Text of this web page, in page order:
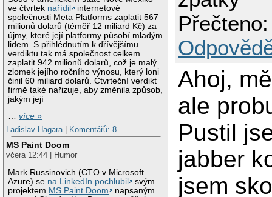
ve čtvrtek nařídil
internetové
společnosti Meta Platforms zaplatit 567
milionů dolarů (téměř 12 miliard Kč) za
újmy, které její platformy působí mladým
lidem. S přihlédnutím k dřívějšímu
verdiktu tak má společnost celkem
zaplatit 942 milionů dolarů, což je malý
zlomek jejího ročního výnosu, který loni
činil 60 miliard dolarů. Čtvrteční verdikt
firmě také nařizuje, aby změnila způsob,
jakým její
…více »
Ladislav Hagara
Komentářů: 8
MS Paint Doom
včera 12:44 | Humor
Mark Russinovich (CTO v Microsoft
Azure) se na LinkedIn pochlubil
svým
projektem MS Paint Doom
napsaným
Ahoj,
ale
Pustil
jabber
jsem